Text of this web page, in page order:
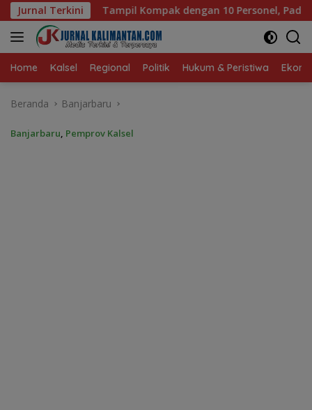
Langsung
ke
konten
Jurnal Terkini
dengan 10 Personel, Paduan Suara TP PKK Tanah
Home Kalsel Regional Politik Hukum & Peristiwa
Beranda Banjarbaru
Banjarbaru, Pemprov Kalsel